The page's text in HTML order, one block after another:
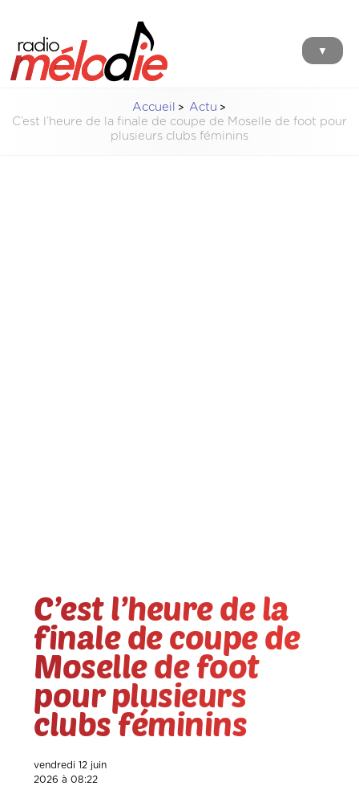
▼
Accueil
Actu
C’est l’heure de la finale de coupe de Moselle de foot pour
plusieurs clubs féminins
C’est l’heure de la
finale de coupe de
Moselle de foot
pour plusieurs
clubs féminins
vendredi 12 juin
2026 à 08:22